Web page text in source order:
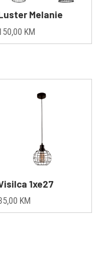
Melanie
KM
1xe27
KM